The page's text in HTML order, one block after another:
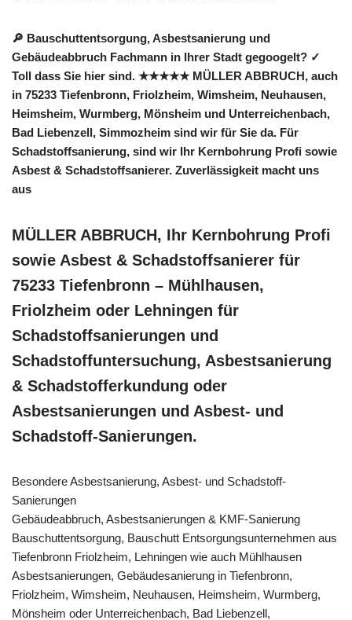
🔎 Bauschuttentsorgung, Asbestsanierung und
Gebäudeabbruch Fachmann in Ihrer Stadt gegoogelt? ✓
Toll dass Sie hier sind. ★★★★★ MÜLLER ABBRUCH, auch
in 75233 Tiefenbronn, Friolzheim, Wimsheim, Neuhausen,
Heimsheim, Wurmberg, Mönsheim und Unterreichenbach,
Bad Liebenzell, Simmozheim sind wir für Sie da. Für
Schadstoffsanierung, sind wir Ihr Kernbohrung Profi sowie
Asbest & Schadstoffsanierer. Zuverlässigkeit macht uns
aus
MÜLLER ABBRUCH, Ihr Kernbohrung Profi
sowie Asbest & Schadstoffsanierer für
75233 Tiefenbronn – Mühlhausen,
Friolzheim oder Lehningen für
Schadstoffsanierungen und
Schadstoffuntersuchung, Asbestsanierung
& Schadstofferkundung oder
Asbestsanierungen und Asbest- und
Schadstoff-Sanierungen.
Besondere Asbestsanierung, Asbest- und Schadstoff-
Sanierungen
Gebäudeabbruch, Asbestsanierungen & KMF-Sanierung
Bauschuttentsorgung, Bauschutt Entsorgungsunternehmen aus
Tiefenbronn Friolzheim, Lehningen wie auch Mühlhausen
Asbestsanierungen, Gebäudesanierung in Tiefenbronn,
Friolzheim, Wimsheim, Neuhausen, Heimsheim, Wurmberg,
Mönsheim oder Unterreichenbach, Bad Liebenzell,